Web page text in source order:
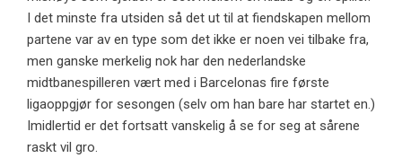
I det minste fra utsiden så det ut til at fiendskapen mellom
partene var av en type som det ikke er noen vei tilbake fra,
men ganske merkelig nok har den nederlandske
midtbanespilleren vært med i Barcelonas fire første
ligaoppgjør for sesongen (selv om han bare har startet en.)
Imidlertid er det fortsatt vanskelig å se for seg at sårene
raskt vil gro.